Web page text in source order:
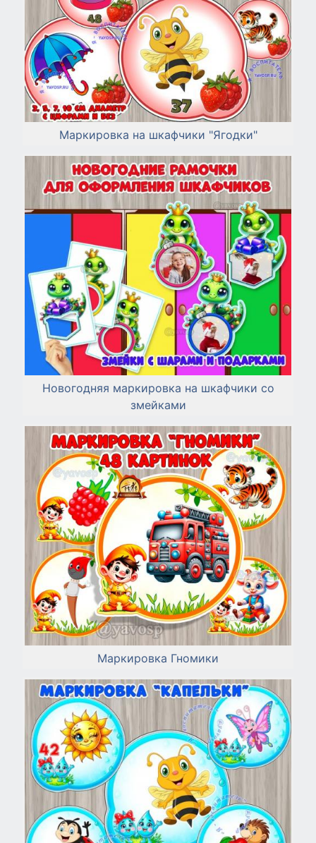
Маркировка на шкафчики "Ягодки"
Новогодняя маркировка на шкафчики со
змейками
Маркировка Гномики